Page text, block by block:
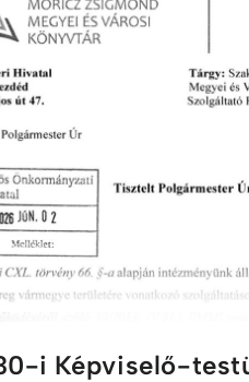
i Képviselő-